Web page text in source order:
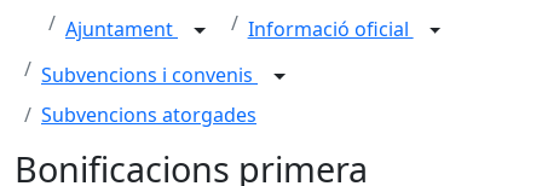
Ajuntament
Informació oficial
Subvencions i convenis
Subvencions atorgades
Bonificacions primera